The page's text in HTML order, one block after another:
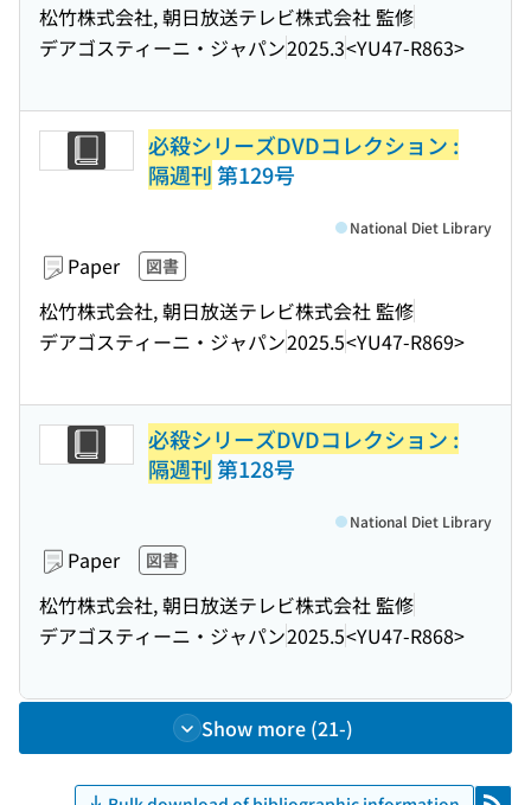
松竹株式会社, 朝日放送テレビ株式会社 監修
デアゴスティーニ・ジャパン2025.3<YU47-R863>
必殺シリーズDVDコレクション :
隔週刊第129号
Paper 図書
松竹株式会社, 朝日放送テレビ株式会社 監修
デアゴスティーニ・ジャパン2025.5<YU47-R869>
National Diet Library
必殺シリーズDVDコレクション :
隔週刊第128号
Paper 図書
松竹株式会社, 朝日放送テレビ株式会社 監修
デアゴスティーニ・ジャパン2025.5<YU47-R868>
National Diet Library
Show more (21-)